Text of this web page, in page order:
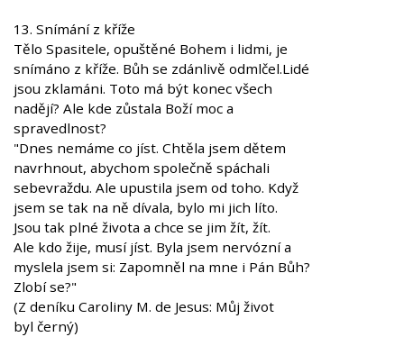
13. Snímání z kříže
Tělo Spasitele, opuštěné Bohem i lidmi, je
snímáno z kříže. Bůh se zdánlivě odmlčel.Lidé
jsou zklamáni. Toto má být konec všech
nadějí? Ale kde zůstala Boží moc a
spravedlnost?
"Dnes nemáme co jíst. Chtěla jsem dětem
navrhnout, abychom společně spáchali
sebevraždu. Ale upustila jsem od toho. Když
jsem se tak na ně dívala, bylo mi jich líto.
Jsou tak plné života a chce se jim žít, žít.
Ale kdo žije, musí jíst. Byla jsem nervózní a
myslela jsem si: Zapomněl na mne i Pán Bůh?
Zlobí se?"
(Z deníku Caroliny M. de Jesus: Můj život
byl černý)